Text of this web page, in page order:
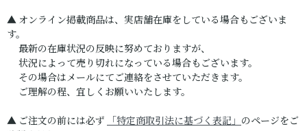
▲ オンライン掲載商品は、実店舗在庫をしている場合もございま
す。
最新の在庫状況の反映に努めておりますが、
状況によって売り切れになっている場合もございます。
その場合はメールにてご連絡をさせていただきます。
ご理解の程、宜しくお願いいたします。
▲ ご注文の前には必ず 「特定商取引法に基づく表記」のページをご